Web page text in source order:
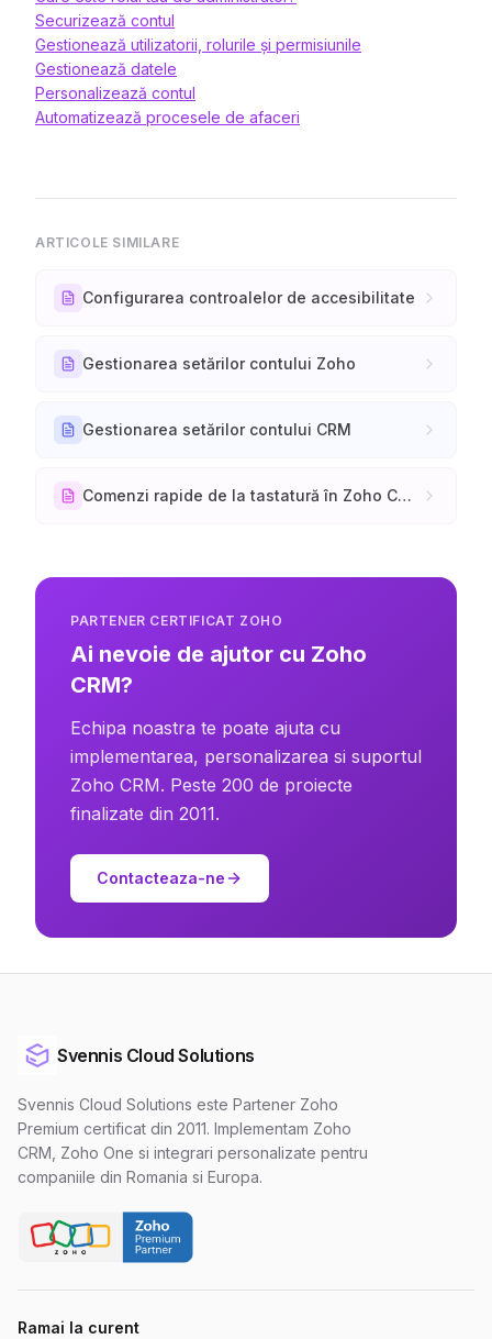
Securizează contul
Gestionează utilizatorii, rolurile și permisiunile
Gestionează datele
Personalizează contul
Automatizează procesele de afaceri
ARTICOLE SIMILARE
Configurarea controalelor de accesibilitate
Gestionarea setărilor contului Zoho
Gestionarea setărilor contului CRM
Comenzi rapide de la tastatură în Zoho CRM
PARTENER CERTIFICAT ZOHO
Ai nevoie de ajutor cu Zoho
CRM?
Echipa noastra te poate ajuta cu
implementarea, personalizarea si suportul
Zoho CRM. Peste 200 de proiecte
finalizate din 2011.
Contacteaza-ne
Svennis Cloud Solutions
Svennis Cloud Solutions este Partener Zoho
Premium certificat din 2011. Implementam Zoho
CRM, Zoho One si integrari personalizate pentru
companiile din Romania si Europa.
Ramai la curent